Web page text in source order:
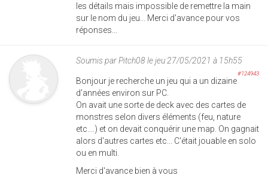
les détails mais impossible de remettre la main
sur le nom du jeu... Merci d'avance pour vos
réponses...
Soumis parPitch08 le jeu 27/05/2021 à 15h55
#124943
Bonjour je recherche un jeu qui a un dizaine
d'années environ sur PC.
On avait une sorte de deck avec des cartes de
monstres selon divers éléments (feu, nature
etc....) et on devait conquérir une map. On gagnait
alors d'autres cartes etc... C'était jouable en solo
ou en multi.
Merci d'avance bien à vous